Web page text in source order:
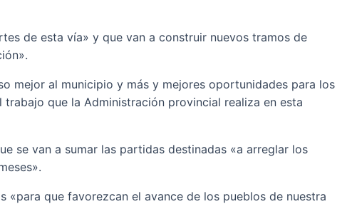
de esta vía» y que van a construir nuevos tramos de
mejor al municipio y más y mejores oportunidades para los
que la Administración provincial realiza en esta
se van a sumar las partidas destinadas «a arreglar los
«para que favorezcan el avance de los pueblos de nuestra